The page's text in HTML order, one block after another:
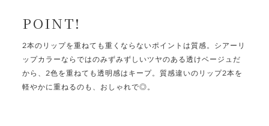
POINT!
2本のリップを重ねても重くならないポイントは質感。シアーリ
ップカラーならではのみずみずしいツヤのある透けベージュだ
から、2色を重ねても透明感はキープ。質感違いのリップ2本を
軽やかに重ねるのも、おしゃれで◎。